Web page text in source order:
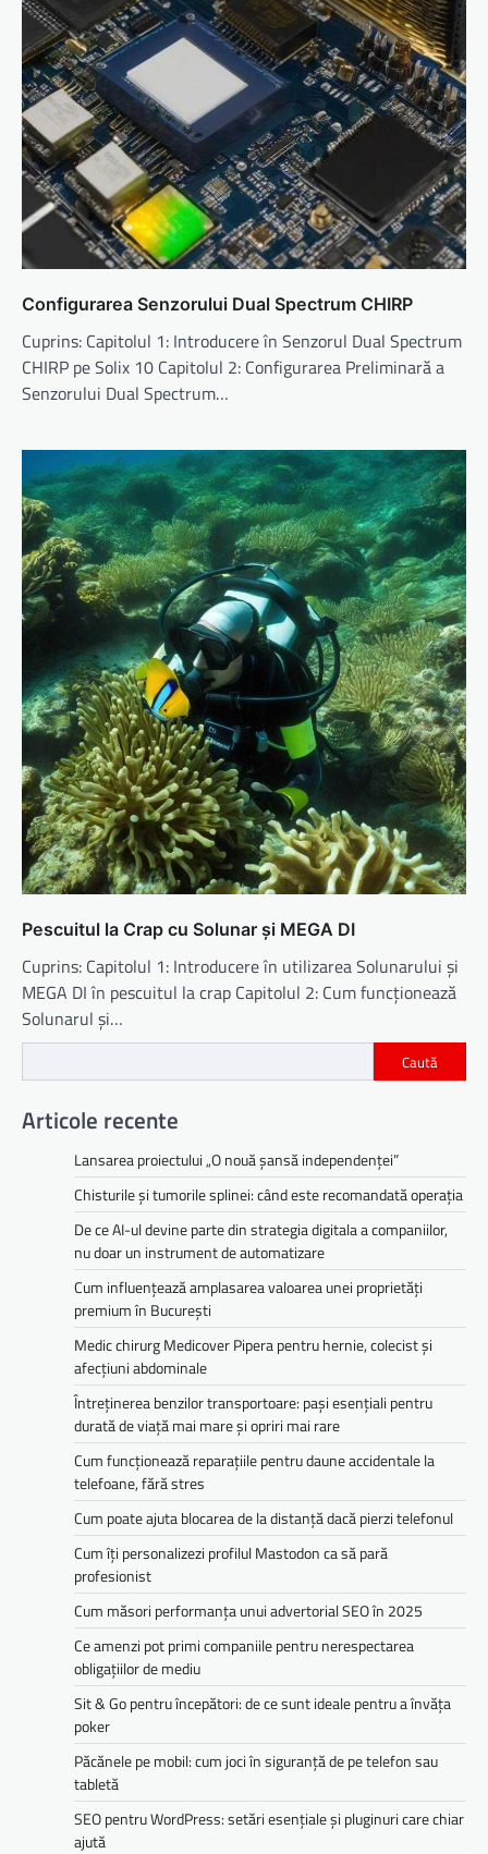
Configurarea Senzorului Dual Spectrum CHIRP
Cuprins: Capitolul 1: Introducere în Senzorul Dual Spectrum
CHIRP pe Solix 10 Capitolul 2: Configurarea Preliminară a
Senzorului Dual Spectrum…
Pescuitul la Crap cu Solunar și MEGA DI
Cuprins: Capitolul 1: Introducere în utilizarea Solunarului și
MEGA DI în pescuitul la crap Capitolul 2: Cum funcționează
Solunarul și…
Caută
Articole recente
Lansarea proiectului „O nouă șansă independenței”
Chisturile și tumorile splinei: când este recomandată operația
De ce AI-ul devine parte din strategia digitala a companiilor,
nu doar un instrument de automatizare
Cum influențează amplasarea valoarea unei proprietăți
premium în București
Medic chirurg Medicover Pipera pentru hernie, colecist și
afecțiuni abdominale
Întreținerea benzilor transportoare: pași esențiali pentru
durată de viață mai mare și opriri mai rare
Cum funcționează reparațiile pentru daune accidentale la
telefoane, fără stres
Cum poate ajuta blocarea de la distanță dacă pierzi telefonul
Cum îți personalizezi profilul Mastodon ca să pară
profesionist
Cum măsori performanța unui advertorial SEO în 2025
Ce amenzi pot primi companiile pentru nerespectarea
obligațiilor de mediu­­
Sit & Go pentru începători: de ce sunt ideale pentru a învăța
poker
Păcănele pe mobil: cum joci în siguranță de pe telefon sau
tabletă
SEO pentru WordPress: setări esențiale și pluginuri care chiar
ajută